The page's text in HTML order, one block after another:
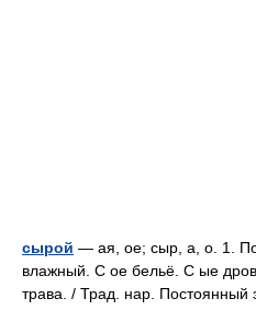
сырой — ая, ое; сыр, а, о. 1.
влажный. С ое бельё. С ые
трава. / Трад. нар. Постоянный